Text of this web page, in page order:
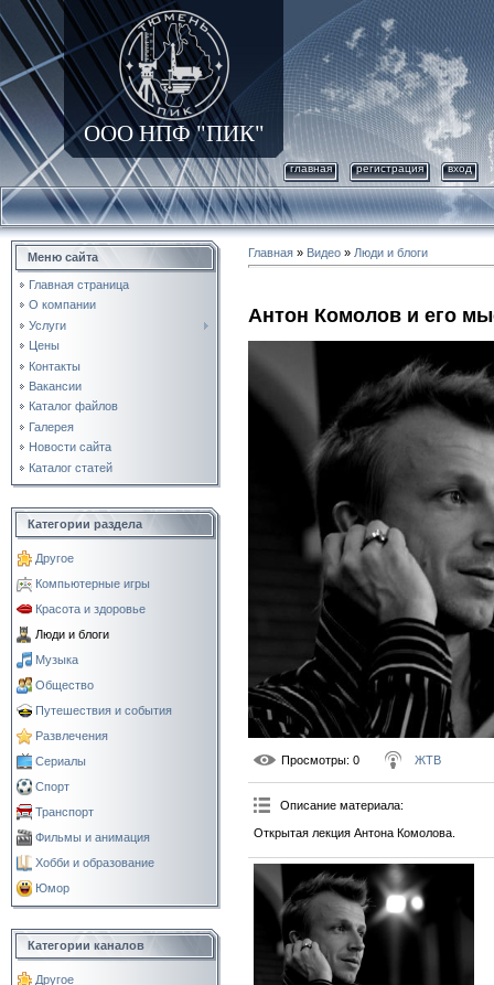
ООО НПФ "ПИК"
главная регистрация вход
Меню сайта
Главная страница
О компании
Услуги
Цены
Контакты
Вакансии
Каталог файлов
Галерея
Новости сайта
Каталог статей
Категории раздела
Другое
Компьютерные игры
Красота и здоровье
Люди и блоги
Музыка
Общество
Путешествия и события
Развлечения
Сериалы
Спорт
Транспорт
Фильмы и анимация
Хобби и образование
Юмор
Категории каналов
Другое
Главная » Видео » Люди и блоги
Антон Комолов и его
Просмотры: 0 ЖТВ
Описание материала:
Открытая лекция Антона Комолова.